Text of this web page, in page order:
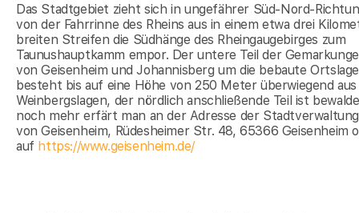
Das Stadtgebiet zieht sich in ungefährer Süd-Nord-
von der Fahrrinne des Rheins aus in einem etwa drei
breiten Streifen die Südhänge des Rheingaugebirges zum
Taunushauptkamm empor. Der untere Teil der
von Geisenheim und Johannisberg um die bebaute Ortslage
besteht bis auf eine Höhe von 250 Meter überwiegend aus
Weinbergslagen, der nördlich anschließende Teil ist
noch mehr erfärt man an der Adresse der Stadtverwaltung
von Geisenheim, Rüdesheimer Str. 48, 65366 Geisenheim
auf https://www.geisenheim.de/